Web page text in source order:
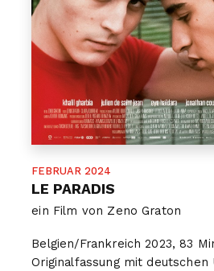
FEBRUAR 2024
LE PARADIS
ein Film von Zeno Graton
Belgien/Frankreich 2023, 83
Originalfassung mit